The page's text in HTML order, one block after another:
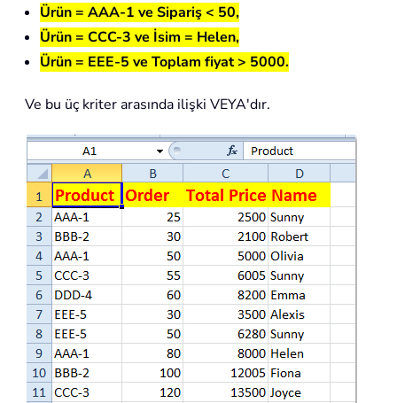
Ürün = AAA-1 ve Sipariş < 50,
Ürün = CCC-3 ve İsim = Helen,
Ürün = EEE-5 ve Toplam fiyat > 5000.
Ve bu üç kriter arasında ilişki VEYA'dır.